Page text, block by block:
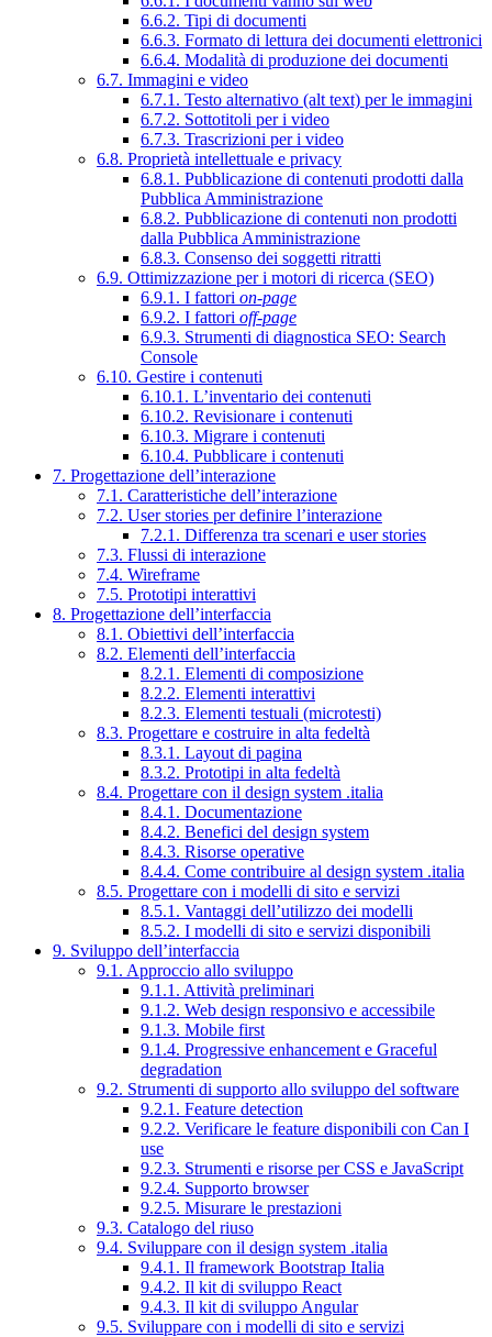
6.6.2. Tipi di documenti
6.6.3. Formato di lettura dei documenti elettronici
6.6.4. Modalità di produzione dei documenti
6.7. Immagini e video
6.7.1. Testo alternativo (alt text) per le immagini
6.7.2. Sottotitoli per i video
6.7.3. Trascrizioni per i video
6.8. Proprietà intellettuale e privacy
6.8.1. Pubblicazione di contenuti prodotti dalla
Pubblica Amministrazione
6.8.2. Pubblicazione di contenuti non prodotti
dalla Pubblica Amministrazione
6.8.3. Consenso dei soggetti ritratti
6.9. Ottimizzazione per i motori di ricerca (SEO)
6.9.1. I fattori on-page
6.9.2. I fattori off-page
6.9.3. Strumenti di diagnostica SEO: Search
Console
6.10. Gestire i contenuti
6.10.1. L’inventario dei contenuti
6.10.2. Revisionare i contenuti
6.10.3. Migrare i contenuti
6.10.4. Pubblicare i contenuti
7. Progettazione dell’interazione
7.1. Caratteristiche dell’interazione
7.2. User stories per definire l’interazione
7.2.1. Differenza tra scenari e user stories
7.3. Flussi di interazione
7.4. Wireframe
7.5. Prototipi interattivi
8. Progettazione dell’interfaccia
8.1. Obiettivi dell’interfaccia
8.2. Elementi dell’interfaccia
8.2.1. Elementi di composizione
8.2.2. Elementi interattivi
8.2.3. Elementi testuali (microtesti)
8.3. Progettare e costruire in alta fedeltà
8.3.1. Layout di pagina
8.3.2. Prototipi in alta fedeltà
8.4. Progettare con il design system .italia
8.4.1. Documentazione
8.4.2. Benefici del design system
8.4.3. Risorse operative
8.4.4. Come contribuire al design system .italia
8.5. Progettare con i modelli di sito e servizi
8.5.1. Vantaggi dell’utilizzo dei modelli
8.5.2. I modelli di sito e servizi disponibili
9. Sviluppo dell’interfaccia
9.1. Approccio allo sviluppo
9.1.1. Attività preliminari
9.1.2. Web design responsivo e accessibile
9.1.3. Mobile first
9.1.4. Progressive enhancement e Graceful
degradation
9.2. Strumenti di supporto allo sviluppo del software
9.2.1. Feature detection
9.2.2. Verificare le feature disponibili con Can I
use
9.2.3. Strumenti e risorse per CSS e JavaScript
9.2.4. Supporto browser
9.2.5. Misurare le prestazioni
9.3. Catalogo del riuso
9.4. Sviluppare con il design system .italia
9.4.1. Il framework Bootstrap Italia
9.4.2. Il kit di sviluppo React
9.4.3. Il kit di sviluppo Angular
9.5. Sviluppare con i modelli di sito e servizi